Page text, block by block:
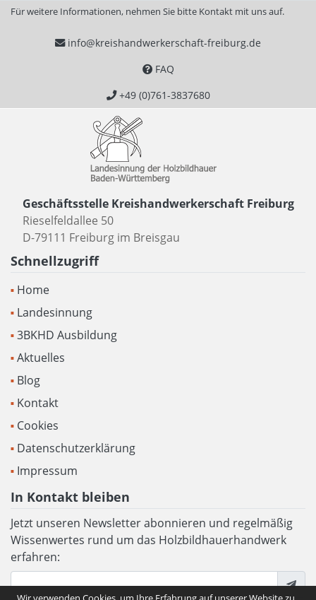
Für weitere Informationen, nehmen Sie bitte Kontakt mit uns auf.
info@kreishandwerkerschaft-freiburg.de
FAQ
+49 (0)761-3837680
Geschäftsstelle Kreishandwerkerschaft Freiburg
Rieselfeldallee 50
D-79111 Freiburg im Breisgau
Schnellzugriff
Home
Landesinnung
3BKHD Ausbildung
Aktuelles
Blog
Kontakt
Cookies
Datenschutzerklärung
Impressum
In Kontakt bleiben
Jetzt unseren Newsletter abonnieren und regelmäßig
Wissenwertes rund um das Holzbildhauerhandwerk
erfahren: